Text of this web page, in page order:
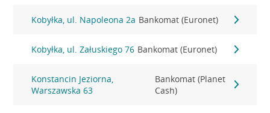
Kobyłka, ul. Napoleona 2a Bankomat (Euronet)
Kobyłka, ul. Załuskiego 76 Bankomat (Euronet)
Konstancin Jeziorna,
Warszawska 63
Bankomat (Planet
Cash)